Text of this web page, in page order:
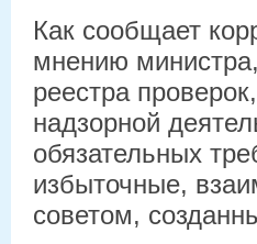
Как сообщает
мнению
реестра
надзорной
обязательных
избыточные,
советом,